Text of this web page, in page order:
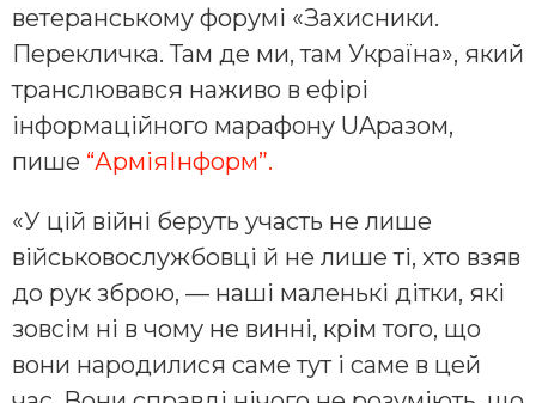
ветеранському форумі «Захисники.
Перекличка. Там де ми, там Україна», який
транслювався наживо в ефірі
інформаційного марафону UAразом,
пише “АрміяІнформ”.
«У цій війні беруть участь не лише
військовослужбовці й не лише ті, хто взяв
до рук зброю, — наші маленькі дітки, які
зовсім ні в чому не винні, крім того, що
вони народилися саме тут і саме в цей